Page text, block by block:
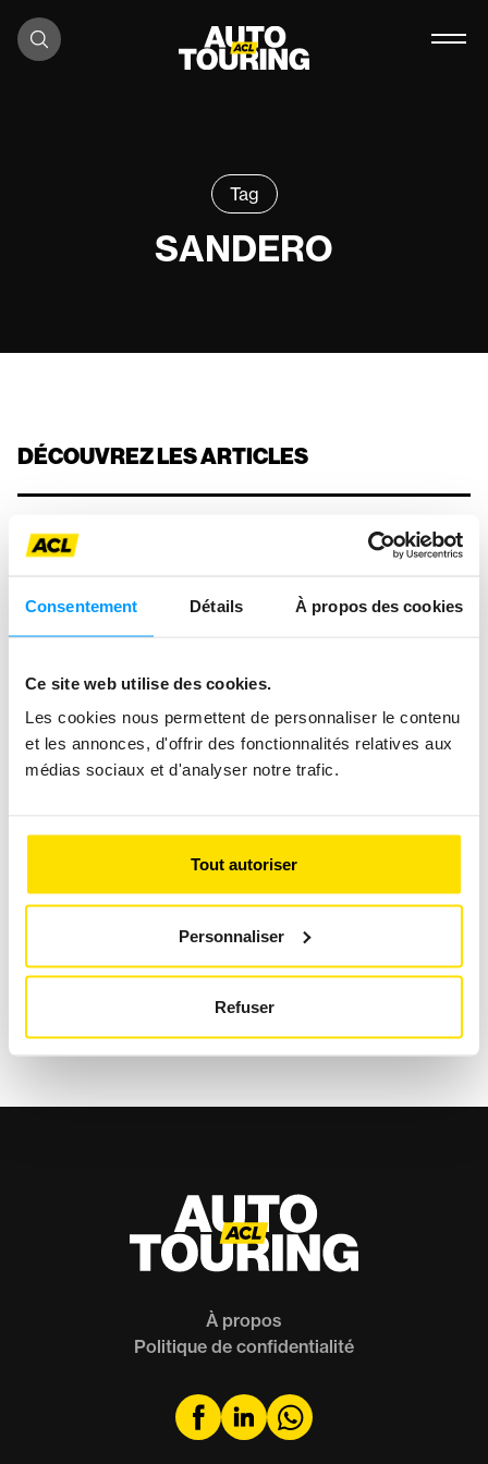
Consentement Détails À propos des cookies
Ce site web utilise des cookies.
Les cookies nous permettent de personnaliser le contenu
et les annonces, d'offrir des fonctionnalités relatives aux
médias sociaux et d'analyser notre trafic.
Tout autoriser
Personnaliser
Refuser
Aller au contenu
Tag
SANDERO
DÉCOUVREZ LES ARTICLES
DACIA SANDERO
Hybride
À propos
Politique de confidentialité